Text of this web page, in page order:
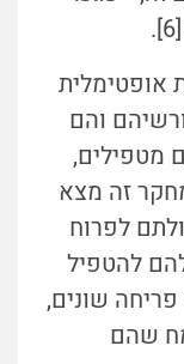
אופטימלית
והם
מטפילים,
זה מצא
לפרוח
להטפיל
שונים,
שהם